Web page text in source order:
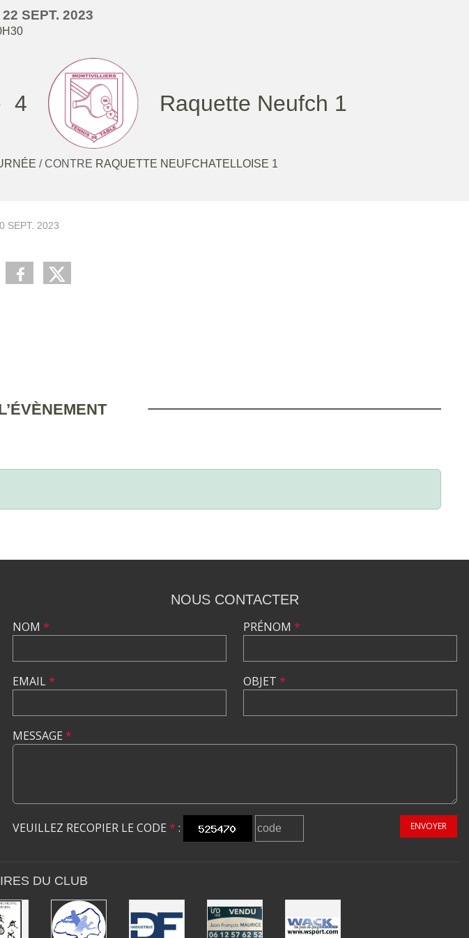
22 SEPT. 2023
4 Raquette Neufch 1
/ CONTRE RAQUETTE NEUFCHATELLOISE 1
SEPT. 2023
NOUS CONTACTER
NOM *
EMAIL*
PRÉNOM *
OBJET *
MESSAGE *
VEUILLEZ RECOPIER LE CODE * : ENVOYER
DU CLUB